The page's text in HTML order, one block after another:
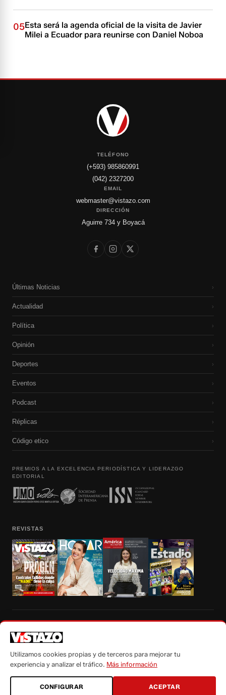
05Esta será la agenda oficial de la visita de Javier
Milei a Ecuador para reunirse con Daniel Noboa
TELÉFONO
(+593) 985860991
(042) 2327200
EMAIL
webmaster@vistazo.com
DIRECCIÓN
Aguirre 734 y Boyacá
Últimas Noticias ›
Actualidad ›
Política ›
Opinión ›
Deportes ›
Eventos ›
Podcast ›
Réplicas ›
Código etico ›
PREMIOS A LA EXCELENCIA PERIODÍSTICA Y LIDERAZGO
EDITORIAL
REVISTAS
autorización escrita de su titular, de todos los contenidos de Vistazo.com.
Utilizamos cookies propias y de terceros para mejorar tu
experiencia y analizar el tráfico. Más información
CONFIGURAR ACEPTAR